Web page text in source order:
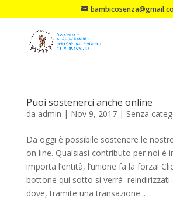
Puoi sostenerci anche online
da admin | Nov 9, 2017| Senza
Da oggi è possibile sostenere le
on line. Qualsiasi contributo per noi è
importa l’entità, l’unione fa la forza!
bottone qui sotto si verrà reindirizzati
dove, tramite una transazione...